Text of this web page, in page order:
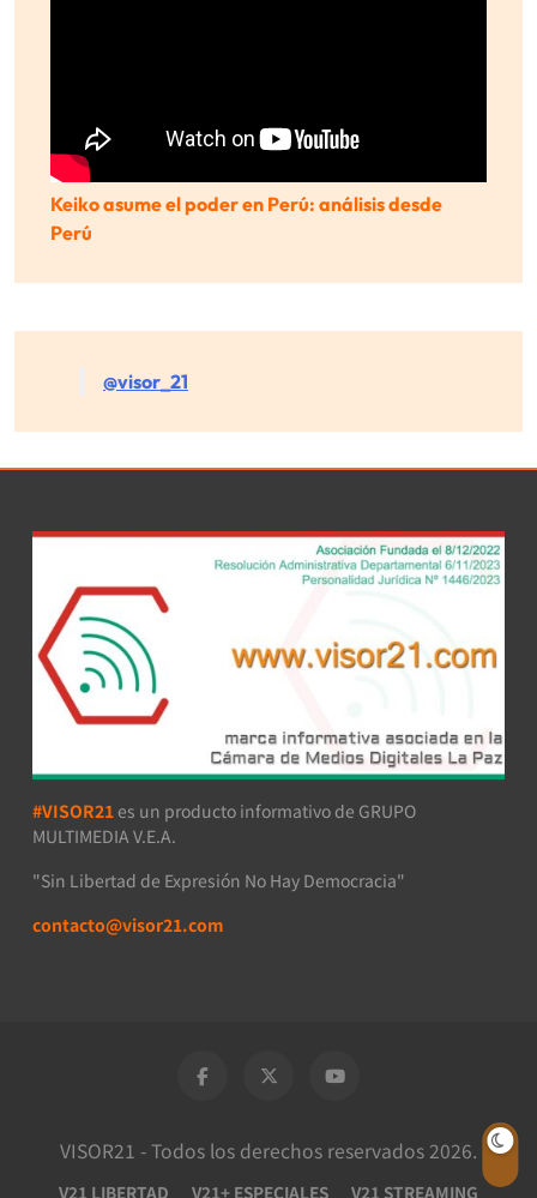
Keiko asume el poder en Perú: análisis desde
Perú
@visor_21
#VISOR21 es un producto informativo de GRUPO
MULTIMEDIA V.E.A.
"Sin Libertad de Expresión No Hay Democracia"
contacto@visor21.com
VISOR21 - Todos los derechos reservados 2026.
V21 LIBERTAD V21+ ESPECIALES V21 STREAMING